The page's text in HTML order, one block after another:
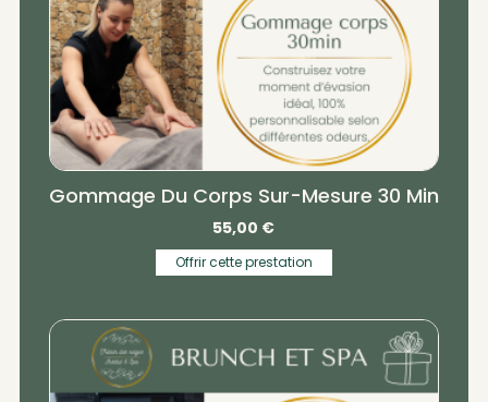
Gommage Du Corps Sur-Mesure 30 Min
55,00 €
Offrir cette prestation